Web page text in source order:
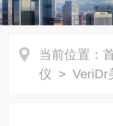
当前位置：
仪 > VeriDr